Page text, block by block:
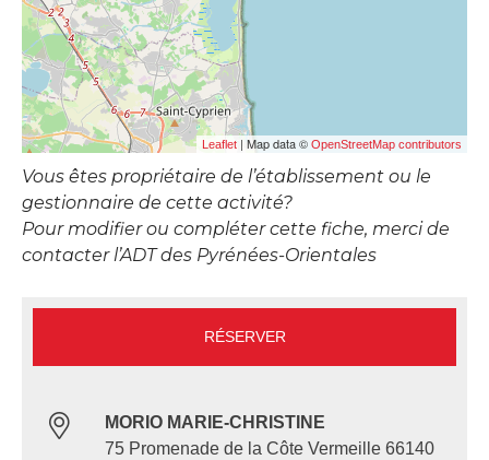
Leaflet | Map data © OpenStreetMap contributors
Vous êtes propriétaire de l’établissement ou le
gestionnaire de cette activité?
Pour modifier ou compléter cette fiche, merci de
contacter l’ADT des Pyrénées-Orientales
RÉSERVER
MORIO MARIE-CHRISTINE
75 Promenade de la Côte Vermeille 66140